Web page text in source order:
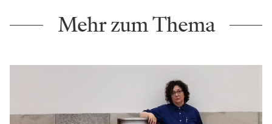
Mehr zum Thema